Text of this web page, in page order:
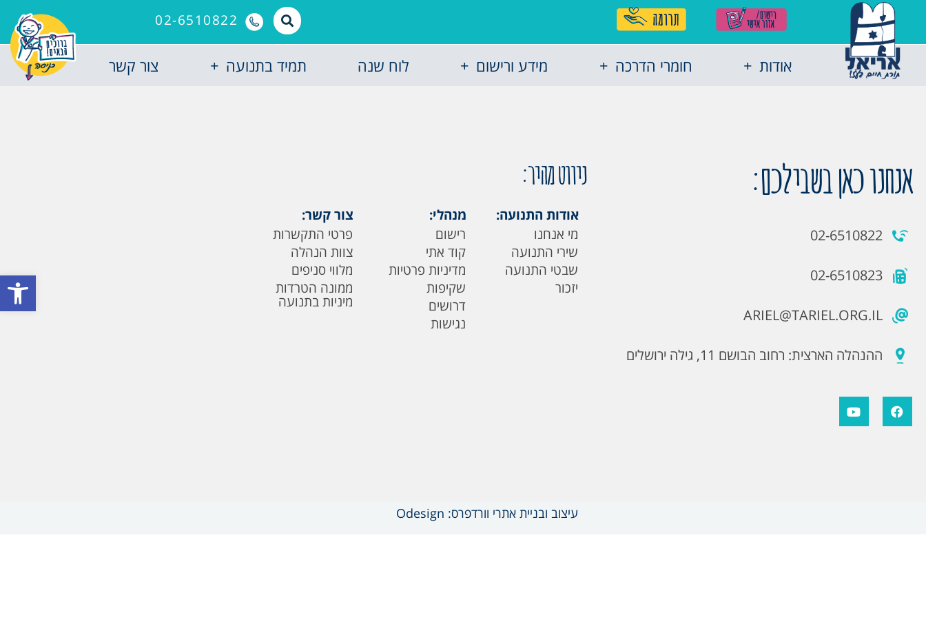
פתח
02-6510822
אודות חומרי הדרכה מידע ורישום לוח שנה תמיד בתנועה צור קשר
אנחנו כאן בשבילכם:
02-6510822
02-6510823
ARIEL@TARIEL.ORG.IL
ההנהלה הארצית: רחוב הבושם 11, גילה ירושלים
ניווט מהיר:
אודות התנועה:
מי אנחנו
שירי התנועה
שבטי התנועה
יזכור
מנהלי:
רישום
קוד אתי
מדיניות פרטיות
שקיפות
דרושים
נגישות
צור קשר:
פרטי התקשרות
צוות הנהלה
מלווי סניפים
ממונה הטרדות
מיניות בתנועה
עיצוב ובניית אתרי וורדפרס: Odesign